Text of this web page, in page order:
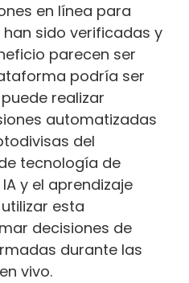
en línea para
han sido verificadas y
parecen ser
podría ser
realizar
automatizadas
del
tecnología de
y el aprendizaje
esta
decisiones de
durante las
vivo.